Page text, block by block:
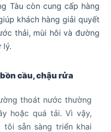
Tàu còn cung cấp hàng
khách hàng giải quyết
thải, mùi hôi và đường
lý.
cầu, chậu rửa
thoát nước thường
hoặc quá tải. Vì vậy,
tôi sẵn sàng triển khai